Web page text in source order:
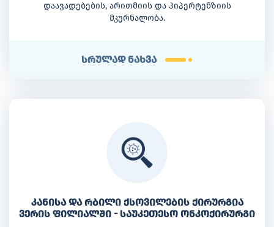
დაავადებების, არითმიის და ჰიპერტენზიის
მკურნალობა.
სრულად ნახვა
კანისა და რბილი ქსოვილების ქირურგია
ვერის ფილიალში - საუკეთესო ონკოქირურგი